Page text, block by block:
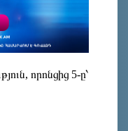
որոնցից 5-ը՝